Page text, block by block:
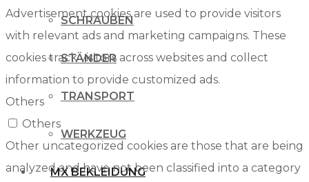
SCHRAUBEN
STÄNDER
TRANSPORT
WERKZEUG
MX BEKLEIDUNG
Advertisement cookies are used to provide visitors
with relevant ads and marketing campaigns. These
cookies track visitors across websites and collect
information to provide customized ads.
Others
Others
Other uncategorized cookies are those that are being
analyzed and have not been classified into a category